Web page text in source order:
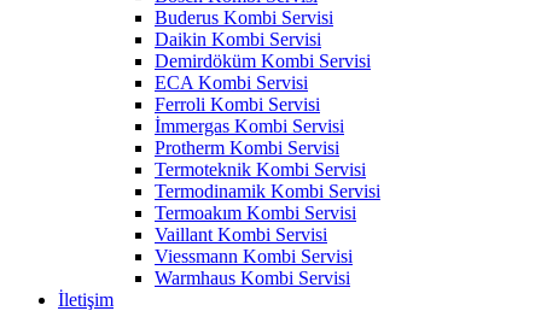
Buderus Kombi Servisi
Daikin Kombi Servisi
Demirdöküm Kombi Servisi
ECA Kombi Servisi
Ferroli Kombi Servisi
İmmergas Kombi Servisi
Protherm Kombi Servisi
Termoteknik Kombi Servisi
Termodinamik Kombi Servisi
Termoakım Kombi Servisi
Vaillant Kombi Servisi
Viessmann Kombi Servisi
Warmhaus Kombi Servisi
İletişim